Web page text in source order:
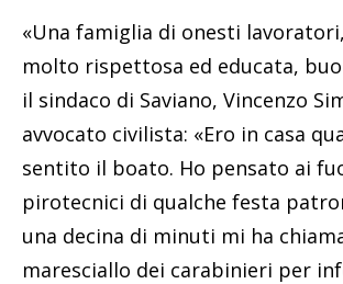
«Una famiglia di onesti
molto rispettosa ed educata,
il sindaco di Saviano, Vincenzo
avvocato civilista: «Ero in casa
sentito il boato. Ho pensato ai
pirotecnici di qualche festa
una decina di minuti mi ha
maresciallo dei carabinieri per